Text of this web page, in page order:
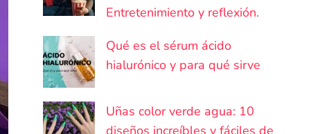
Entretenimiento y reflexión.
Qué es el sérum ácido
hialurónico y para qué sirve
Uñas color verde agua: 10
diseños increíbles y fáciles de